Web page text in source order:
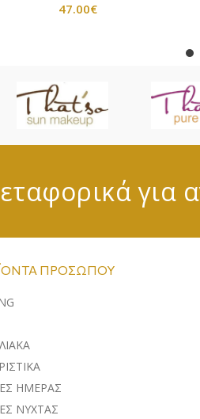
47.00€
για
ΠΡΟΣΏΠΟΥ
ΗΜΕΡΑΣ
ΝΥΧΤΑΣ